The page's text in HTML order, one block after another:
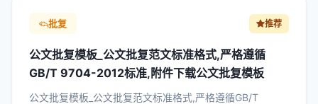
批复 推荐
公文批复模板_公文批复范文标准格式,严格遵循
GB/T 9704-2012标准,附件下载公文批复模板
公文批复模板_公文批复范文标准格式,严格遵循GB/T